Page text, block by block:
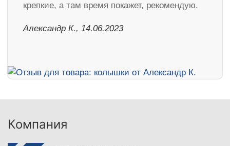
крепкие, а там время покажет, рекомендую.
Александр К., 14.06.2023
Компания